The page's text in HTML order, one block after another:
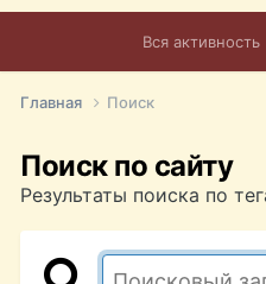
Вся активность
Главная Поиск
Поиск по сайту
Результаты поиска по